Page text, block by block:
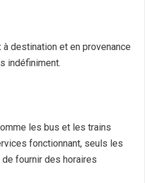
destination et en provenance
indéfiniment.
les bus et les trains
fonctionnant, seuls les
fournir des horaires